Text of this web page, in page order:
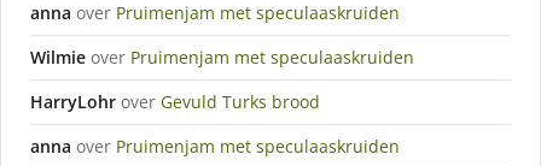
anna over Pruimenjam met speculaaskruiden
Wilmie over Pruimenjam met speculaaskruiden
HarryLohr over Gevuld Turks brood
anna over Pruimenjam met speculaaskruiden